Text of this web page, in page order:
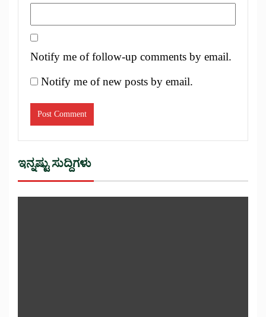
Notify me of follow-up comments by email.
Notify me of new posts by email.
ಇನ್ನಷ್ಟು ಸುದ್ದಿಗಳು